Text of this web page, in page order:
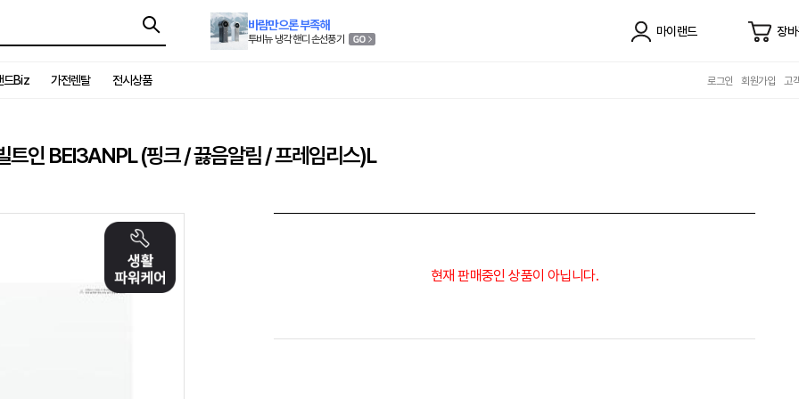
바람만으론 부족해
투비뉴 냉각 핸디 손선풍기
마이랜드 장
드Biz 가전렌탈 전시상품 로그인 회원가입 고
트인 BEI3ANPL (핑크 / 끓음알림 / 프레임리스)L
현재 판매중인 상품이 아닙니다.